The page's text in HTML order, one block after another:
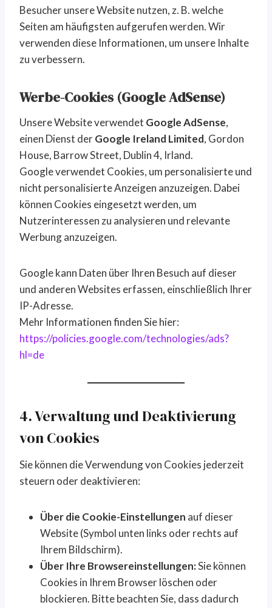
Besucher unsere Website nutzen, z. B. welche
Seiten am häufigsten aufgerufen werden. Wir
verwenden diese Informationen, um unsere Inhalte
zu verbessern.
Werbe-Cookies (Google AdSense)
Unsere Website verwendet Google AdSense,
einen Dienst derGoogle Ireland Limited, Gordon
House, Barrow Street, Dublin 4, Irland.
Google verwendet Cookies, um personalisierte und
nicht personalisierte Anzeigen anzuzeigen. Dabei
können Cookies eingesetzt werden, um
Nutzerinteressen zu analysieren und relevante
Werbung anzuzeigen.
Google kann Daten über Ihren Besuch auf dieser
und anderen Websites erfassen, einschließlich Ihrer
IP-Adresse.
Mehr Informationen finden Sie hier:
https://policies.google.com/technologies/ads?
hl=de
4. Verwaltung und Deaktivierung
von Cookies
Sie können die Verwendung von Cookies jederzeit
steuern oder deaktivieren:
Über die Cookie-Einstellungen auf dieser
Website (Symbol unten links oder rechts auf
Ihrem Bildschirm).
Über Ihre Browsereinstellungen:Sie können
Cookies in Ihrem Browser löschen oder
blockieren. Bitte beachten Sie, dass dadurch